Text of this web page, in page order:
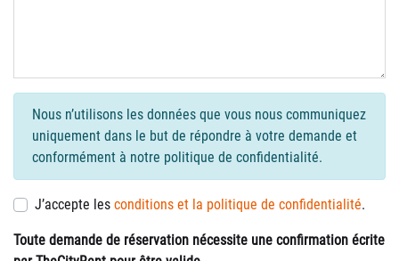
Nous n’utilisons les données que vous nous communiquez
uniquement dans le but de répondre à votre demande et
conformément à notre politique de confidentialité.
J’accepte les conditions et la politique de confidentialité.
Toute demande de réservation nécessite une confirmation écrite